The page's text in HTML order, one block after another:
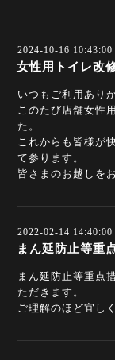
2024-10-16 10:43:00
女性用トイレ改
いつもご利用あり
このたび店舗女性
た。
これからも皆様が
て参ります。
皆さまのお越しを
2022-02-14 14:40:00
まん延防止等重
まん延防止等重点
ただきます。
ご理解のほど宜し